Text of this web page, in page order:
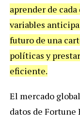
aprender de
variables
futuro de una
políticas y
eficiente.
El mercado
datos de Fortune